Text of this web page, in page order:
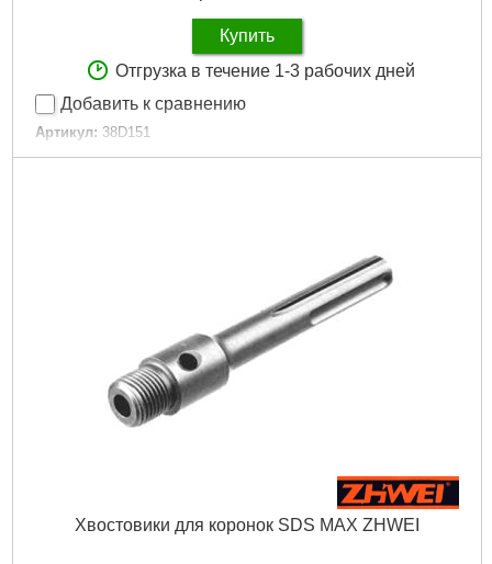
Купить
Отгрузка в течение 1-3 рабочих дней
Добавить к сравнению
Артикул: 38D151
Код товара: 17.26.88
Хвостовики для коронок SDS MAX ZHWEI